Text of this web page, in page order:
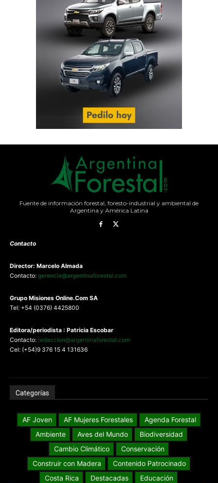
Fuente de información forestal, foresto-industrial y ambiental de
Argentina y América Latina
Contacto
Director: Marcelo Almada
Contacto: gerencia@argentinaforestal.com
Grupo Misiones Online.Com SA
Tel: +54 (0376) 4425800
Editora/periodista : Patricia Escobar
Contacto: redaccion@argentinaforestal.com
Cel: (+54)9 376 15 4 131636
Categorías
AF Joven AF Mujeres Forestales
Agenda Forestal
Ambiente
Aves del Mundo
Biodiversidad
Cambio Climático
Conservación
Construir con Madera
Contenido Patrocinado
Costa Rica
Destacadas
Educación